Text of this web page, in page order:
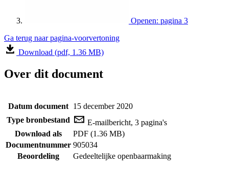
Openen: pagina 3
Ga terug naar pagina-voorvertoning
Download (pdf, 1.36 MB)
Over dit document
Datum document 15 december 2020
Type bronbestand
E-mailbericht, 3 pagina's
Download als
PDF (1.36 MB)
Documentnummer 905034
Beoordeling
Gedeeltelijke openbaarmaking